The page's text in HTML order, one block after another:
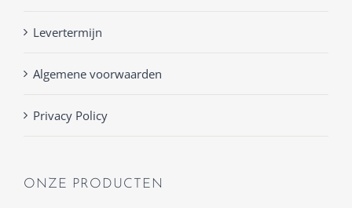
Levertermijn
Algemene voorwaarden
Privacy Policy
ONZE PRODUCTEN